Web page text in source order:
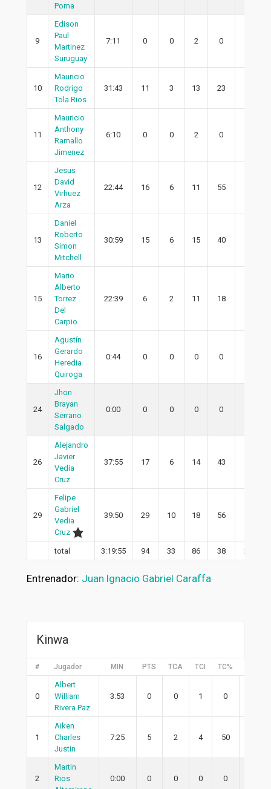
Poma
9
Edison
Paul
Martinez
Suruguay
7:11 0 0 2 0
10
Mauricio
Rodrigo
Tola Rios
31:43 11 3 13 23
11
Mauricio
Anthony
Ramallo
Jimenez
6:10 0 0 2 0
12
Jesus
David
Virhuez
Arza
22:44 16 6 11 55
13
Daniel
Roberto
Simon
Mitchell
30:59 15 6 15 40
15
Mario
Alberto
Torrez
Del
Carpio
22:39 6 2 11 18
16
Agustín
Gerardo
Heredia
Quiroga
0:44 0 0 0 0
24
Jhon
Brayan
Serrano
Salgado
0:00 0 0 0 0
26
Alejandro
Javier
Vedia
Cruz
37:55 17 6 14 43
29
Felipe
Gabriel
Vedia
Cruz
39:50 29 10 18 56
total 3:19:55 94 33 86 38 21
Entrenador: Juan Ignacio Gabriel Caraffa
Kinwa
# Jugador MIN PTS TCA TCI TC%
0
Albert
William
Rivera Paz
3:53 0 0 1 0
1
Aiken
Charles
Justin
7:25 5 2 4 50
2
Martin
Rios
0:00 0 0 0 0